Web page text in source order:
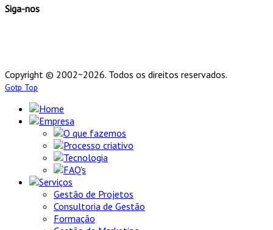
Siga-nos
Copyright © 2002~2026. Todos os direitos reservados.
Gotp Top
Home
Empresa
O que fazemos
Processo criativo
Tecnologia
FAQ's
Serviços
Gestão de Projetos
Consultoria de Gestão
Formação